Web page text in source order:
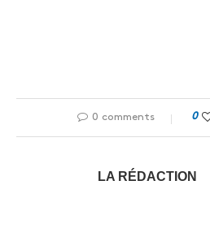
0 comments 0
LA RÉDACTION